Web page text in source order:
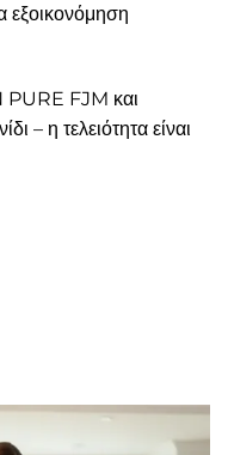
εξοικονόμηση
PURE FJM και
– η τελειότητα είναι